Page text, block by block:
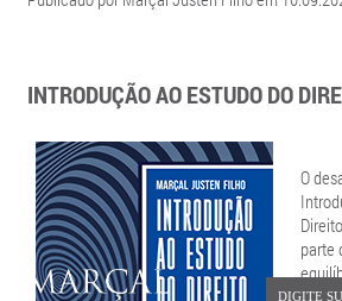
INTRODUÇÃO AO ESTUDO DO
O
parte